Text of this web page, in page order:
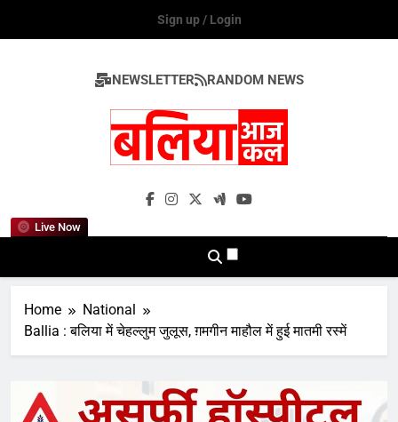
Sign up / Login
NEWSLETTER RANDOM NEWS
Live Now
Ballia Aaj Kal
Home
National
Ballia : बलिया में चेहल्लुम जुलूस, ग़मगीन माहौल में हुई मातमी रस्में